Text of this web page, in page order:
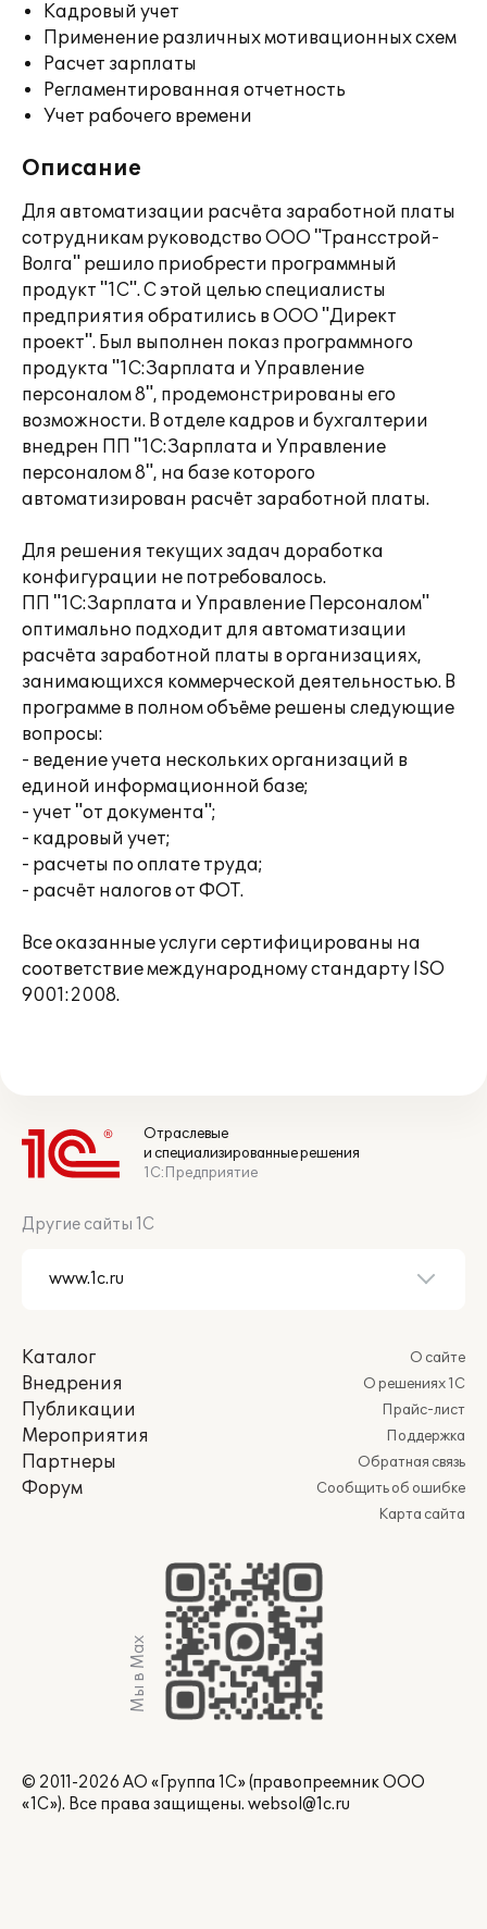
Кадровый учет
Применение различных мотивационных схем
Расчет зарплаты
Регламентированная отчетность
Учет рабочего времени
Описание
Для автоматизации расчёта заработной платы
сотрудникам руководство ООО "Трансстрой-
Волга" решило приобрести программный
продукт "1С". С этой целью специалисты
предприятия обратились в ООО "Директ
проект". Был выполнен показ программного
продукта "1С:Зарплата и Управление
персоналом 8", продемонстрированы его
возможности. В отделе кадров и бухгалтерии
внедрен ПП "1С:Зарплата и Управление
персоналом 8", на базе которого
автоматизирован расчёт заработной платы.
Для решения текущих задач доработка
конфигурации не потребовалось.
ПП "1C:Зарплата и Управление Персоналом"
оптимально подходит для автоматизации
расчёта заработной платы в организациях,
занимающихся коммерческой деятельностью. В
программе в полном объёме решены следующие
вопросы:
- ведение учета нескольких организаций в
единой информационной базе;
- учет "от документа";
- кадровый учет;
- расчеты по оплате труда;
- расчёт налогов от ФОТ.
Все оказанные услуги сертифицированы на
соответствие международному стандарту ISO
9001:2008.
Отраслевые
и специализированные решения
1С:Предприятие
Другие сайты 1С
Каталог
Внедрения
Публикации
Мероприятия
Партнеры
Форум
О сайте
О решениях 1С
Прайс-лист
Поддержка
Обратная связь
Сообщить об ошибке
Карта сайта
Мы в Max
© 2011-2026 АО «Группа 1С» (правопреемник ООО
«1С»). Все права защищены. websol@1c.ru